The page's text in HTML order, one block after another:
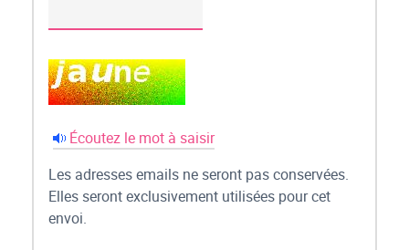
Écoutez le mot à saisir
Les adresses emails ne seront pas conservées.
Elles seront exclusivement utilisées pour cet
envoi.